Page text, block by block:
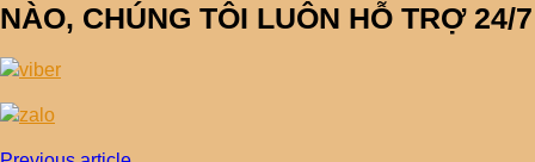
NÀO, CHÚNG TÔI LUÔN HỖ TRỢ 24/7